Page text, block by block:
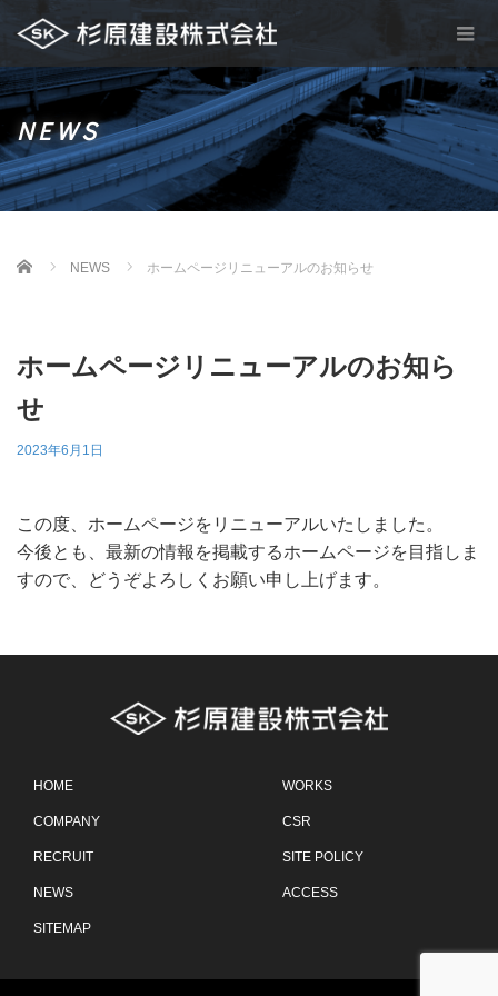
NEWS
Home NEWS ホームページリニューアルのお知らせ
ホームページリニューアルのお知ら
せ
2023年6月1日
この度、ホームページをリニューアルいたしました。
今後とも、最新の情報を掲載するホームページを目指しま
すので、どうぞよろしくお願い申し上げます。
HOME
COMPANY
WORKS
CSR
RECRUIT
NEWS
SITE POLICY
ACCESS
SITEMAP